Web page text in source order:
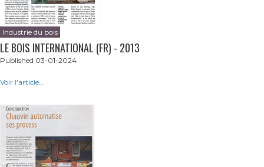
Industrie du bois
LE BOIS INTERNATIONAL (FR) - 2013
Published 03-01-2024
Voir l'article...